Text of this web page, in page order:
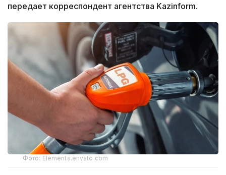
передает корреспондент агентства Kazinform.
Фото: Elements.envato.com